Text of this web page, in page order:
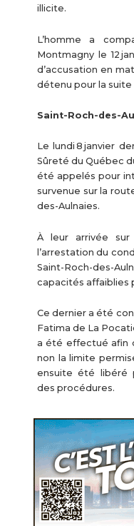
illicite.
L’homme a
Montmagny le 12
d’accusation en
détenu pour la
Saint-Roch-des-
Le lundi 8 janvier
Sûreté du Québec
été appelés pour
survenue sur la
des-Aulnaies.
À leur arrivée
l’arrestation du
Saint-Roch-des-
capacités affaiblies
Ce dernier a été
Fatima de La
a été effectué afin
non la limite
ensuite été libéré
des procédures.